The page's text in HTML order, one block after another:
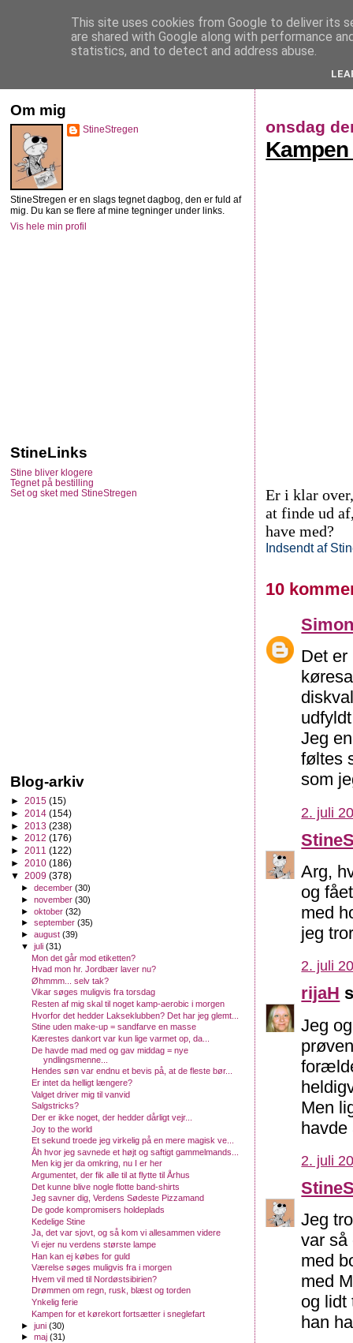
StineStregen
onsdag
Er i klar
at finde ud
have med?
Indsendt af
10
Det
Jeg
føltes
som
2. juli
Arg,
og
med
jeg
2. juli
rijaH
Jeg
Men
havde
2. juli
Jeg
var så
med
med
og lidt
han
Om mig
StineStregen
StineStregen er en slags tegnet dagbog, den er fuld af
mig. Du kan se flere af mine tegninger under links.
Vis hele min profil
StineLinks
Stine bliver klogere
Tegnet på bestilling
Set og sket med StineStregen
Blog-arkiv
► 2015 (15)
► 2014 (154)
► 2013 (238)
► 2012 (176)
► 2011 (122)
► 2010 (186)
▼ 2009 (378)
►december(30)
►november(30)
►oktober(32)
►september(35)
►august(39)
▼juli(31)
Mon det går mod etiketten?
Hvad mon hr. Jordbær laver nu?
Øhmmm... selv tak?
Vikar søges muligvis fra torsdag
Resten af mig skal til noget kamp-aerobic i morgen
Hvorfor det hedder Lakseklubben? Det har jeg glemt...
Stine uden make-up = sandfarve en masse
Kærestes dankort var kun lige varmet op, da...
De havde mad med og gav middag = nye
yndlingsmenne...
Hendes søn var endnu et bevis på, at de fleste bør...
Er intet da helligt længere?
Valget driver mig til vanvid
Salgstricks?
Der er ikke noget, der hedder dårligt vejr...
Joy to the world
Et sekund troede jeg virkelig på en mere magisk ve...
Åh hvor jeg savnede et højt og saftigt gammelmands...
Men kig jer da omkring, nu I er her
Argumentet, der fik alle til at flytte til Århus
Det kunne blive nogle flotte band-shirts
Jeg savner dig, Verdens Sødeste Pizzamand
De gode kompromisers holdeplads
Kedelige Stine
Ja, det var sjovt, og så kom vi allesammen videre
Vi ejer nu verdens største lampe
Han kan ej købes for guld
Værelse søges muligvis fra i morgen
Hvem vil med til Nordøstsibirien?
Drømmen om regn, rusk, blæst og torden
Ynkelig ferie
Kampen for et kørekort fortsætter i sneglefart
►juni(30)
►maj(31)
This site uses cookies from Google to deliver its
are shared with Google along with performance
statistics, and to detect and address abuse.